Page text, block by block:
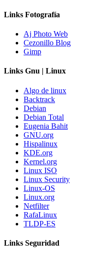
Links Fotografía
Aj Photo Web
Cezonillo Blog
Gimp
Links Gnu | Linux
Algo de linux
Backtrack
Debian
Debian Total
Eugenia Bahit
GNU.org
Hispalinux
KDE.org
Kernel.org
Linux ISO
Linux Security
Linux-OS
Linux.org
Netfilter
RafaLinux
TLDP-ES
Links Seguridad